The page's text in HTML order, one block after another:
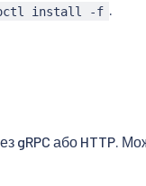
install -f .
gRPC або HTTP.